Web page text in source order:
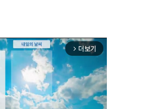
arrow_forward_ios 더보기